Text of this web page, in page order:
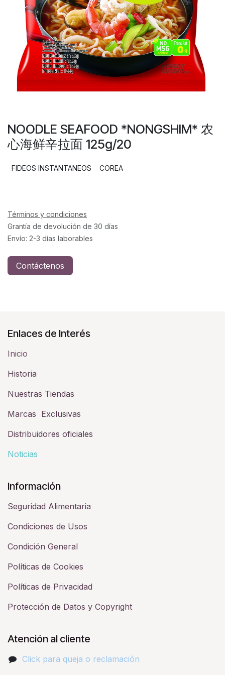
NOODLE SEAFOOD *NONGSHIM* 农
心海鲜辛拉面 125g/20
FIDEOS INSTANTANEOS COREA
Términos y condiciones
Grantía de devolución de 30 días
Envío: 2-3 días laborables
Contáctenos
Enlaces de Interés
Inicio
Historia​
Nuestras Tiendas
Marcas Exclusivas
Distribuidores oficiales
Noticias
Información
Seguridad Alimentaria
Condiciones de Usos
Condición General
Políticas de Cookies
Políticas de Privacidad
Protección de Datos y Copyright
Atención al cliente
Click para queja o reclamación​